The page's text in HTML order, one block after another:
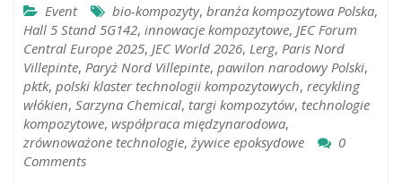
Event bio-kompozyty, branża kompozytowa Polska,
Hall 5 Stand 5G142, innowacje kompozytowe, JEC Forum
Central Europe 2025, JEC World 2026, Lerg, Paris Nord
Villepinte, Paryż Nord Villepinte, pawilon narodowy Polski,
pktk, polski klaster technologii kompozytowych, recykling
włókien, Sarzyna Chemical, targi kompozytów, technologie
kompozytowe, współpraca międzynarodowa,
zrównoważone technologie, żywice epoksydowe
0
Comments